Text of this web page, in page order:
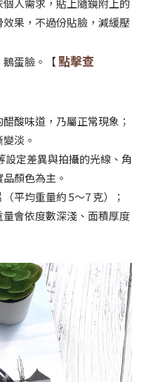
果，不過份貼臉，減緩壓
鵝蛋臉。【點擊查
酸味道，乃屬正常現象；
淡。
設定差異與拍攝的光線、角
顏色為主。
平均重量約 5～7 克）；
會依度數深淺、面積厚度